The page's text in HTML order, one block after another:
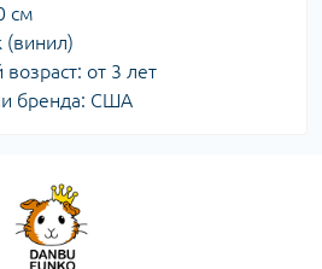
см
(винил)
от 3 лет
бренда: США